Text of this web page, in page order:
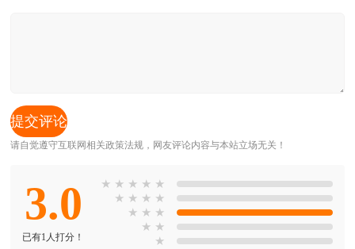
请自觉遵守互联网相关政策法规，网友评论内容与本站立场无关！
3.0
已有1人打分！
★ ★ ★ ★ ★
★ ★ ★ ★
★ ★ ★
★ ★
★